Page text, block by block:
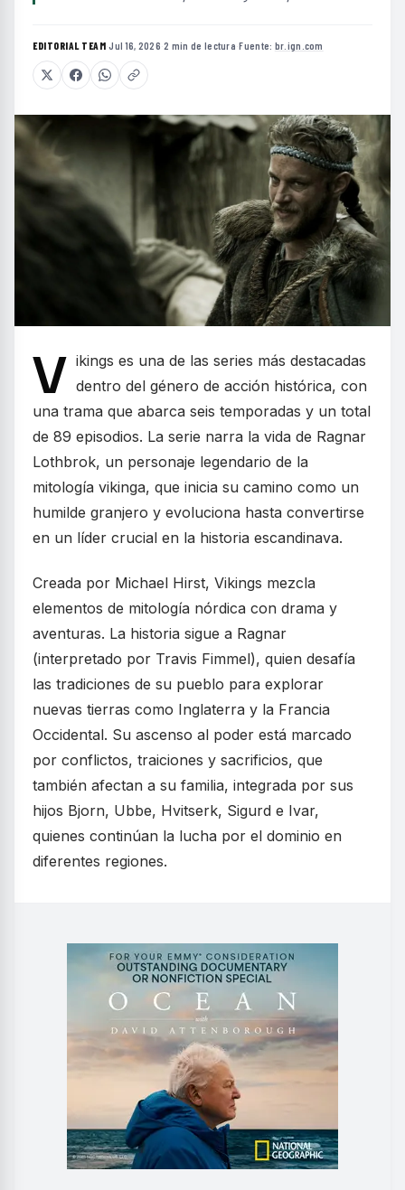
EDITORIAL TEAM·Jul 16, 2026·2 min de lectura·Fuente: br.ign.com
V ikings es una de las series más destacadas
dentro del género de acción histórica, con
una trama que abarca seis temporadas y un total
de 89 episodios. La serie narra la vida de Ragnar
Lothbrok, un personaje legendario de la
mitología vikinga, que inicia su camino como un
humilde granjero y evoluciona hasta convertirse
en un líder crucial en la historia escandinava.
Creada por Michael Hirst, Vikings mezcla
elementos de mitología nórdica con drama y
aventuras. La historia sigue a Ragnar
(interpretado por Travis Fimmel), quien desafía
las tradiciones de su pueblo para explorar
nuevas tierras como Inglaterra y la Francia
Occidental. Su ascenso al poder está marcado
por conflictos, traiciones y sacrificios, que
también afectan a su familia, integrada por sus
hijos Bjorn, Ubbe, Hvitserk, Sigurd e Ivar,
quienes continúan la lucha por el dominio en
diferentes regiones.